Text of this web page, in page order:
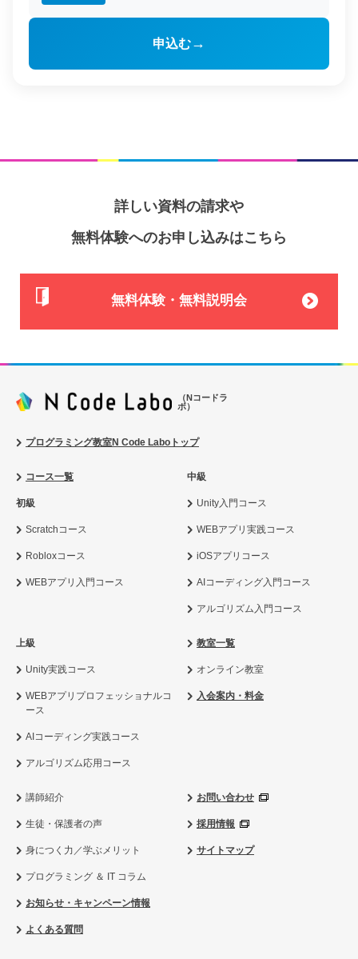
申込む→
詳しい資料の請求や
無料体験へのお申し込みはこちら
無料体験・無料説明会
（Nコードラ
ボ）
プログラミング教室N Code Laboトップ
コース一覧
初級
Scratchコース
Robloxコース
WEBアプリ入門コース
中級
Unity入門コース
WEBアプリ実践コース
iOSアプリコース
AIコーディング入門コース
アルゴリズム入門コース
上級
Unity実践コース
WEBアプリプロフェッショナルコ
ース
AIコーディング実践コース
アルゴリズム応用コース
教室一覧
オンライン教室
入会案内・料金
講師紹介
生徒・保護者の声
身につく力／学ぶメリット
プログラミング ＆ IT コラム
お知らせ・キャンペーン情報
よくある質問
お問い合わせ
採用情報
サイトマップ